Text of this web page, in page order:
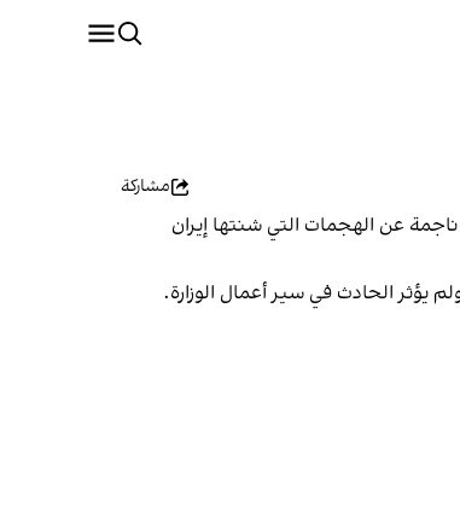
مشاركة
عن الهجمات التي شنتها إيران
يؤثر الحادث في سير أعمال الوزارة.